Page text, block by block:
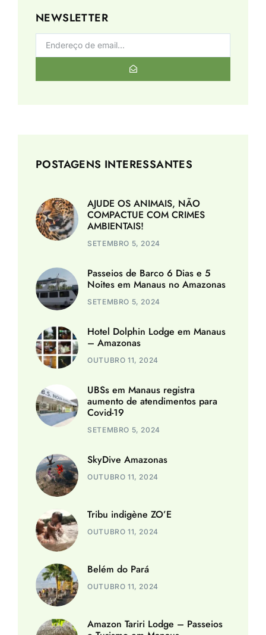
NEWSLETTER
POSTAGENS INTERESSANTES
AJUDE OS ANIMAIS, NÃO
COMPACTUE COM CRIMES
AMBIENTAIS!
SETEMBRO 5, 2024
Passeios de Barco 6 Dias e 5
Noites em Manaus no Amazonas
SETEMBRO 5, 2024
Hotel Dolphin Lodge em Manaus
– Amazonas
OUTUBRO 11, 2024
UBSs em Manaus registra
aumento de atendimentos para
Covid-19
SETEMBRO 5, 2024
SkyDive Amazonas
OUTUBRO 11, 2024
Tribu indigène ZO’E
OUTUBRO 11, 2024
Belém do Pará
OUTUBRO 11, 2024
Amazon Tariri Lodge – Passeios